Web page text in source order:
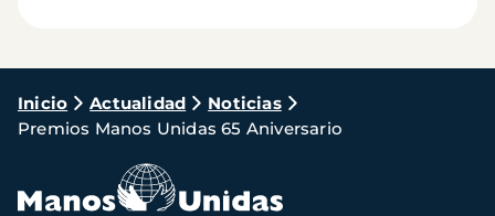
Ruta
de
navegación
Inicio Actualidad
Noticias
Premios Manos Unidas 65 Aniversario